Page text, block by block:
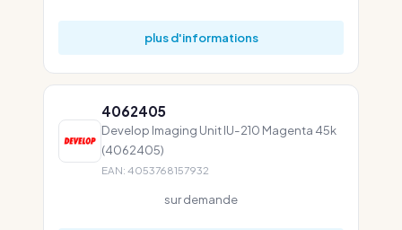
plus d'informations
4062405
Develop Imaging Unit IU-210 Magenta 45k
(4062405)
EAN: 4053768157932
sur demande